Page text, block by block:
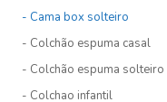
- Cama box solteiro
- Colchão espuma casal
- Colchão espuma solteiro
- Colchao infantil